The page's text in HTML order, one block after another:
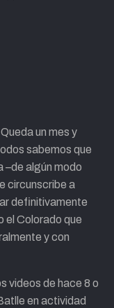
un mes y
sabemos que
–de algún modo
circunscribe a
definitivamente
el Colorado que
y con
videos de hace 8 o
en actividad